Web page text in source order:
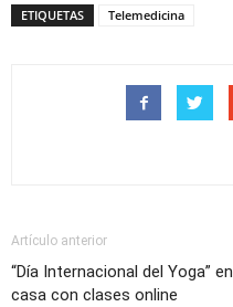
ETIQUETAS Telemedicina
Artículo anterior
“Día Internacional del Yoga” en
casa con clases online